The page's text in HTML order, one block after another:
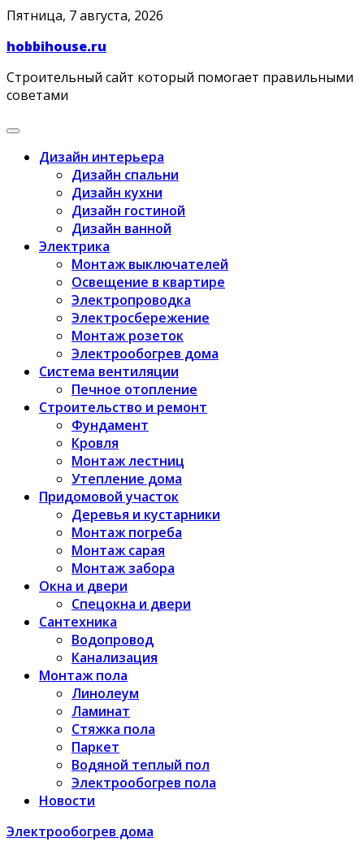
Skip
content
Пятница, 7 августа, 2026
hobbihouse.ru
Строительный сайт который помогает правильными
советами
Дизайн интерьера
Дизайн спальни
Дизайн кухни
Дизайн гостиной
Дизайн ванной
Электрика
Монтаж выключателей
Освещение в квартире
Электропроводка
Электросбережение
Монтаж розеток
Электрообогрев дома
Система вентиляции
Печное отопление
Строительство и ремонт
Фундамент
Кровля
Монтаж лестниц
Утепление дома
Придомовой участок
Деревья и кустарники
Монтаж погреба
Монтаж сарая
Монтаж забора
Окна и двери
Спецокна и двери
Сантехника
Водопровод
Канализация
Монтаж пола
Линолеум
Ламинат
Стяжка пола
Паркет
Водяной теплый пол
Электрообогрев пола
Новости
Электрообогрев дома